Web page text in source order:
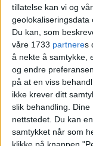
tillatelse kan vi og
geolokaliseringsdata
Du kan, som
våre 1733 partneres
å nekte å samtykke,
og endre
på at en viss
ikke krever ditt
slik behandling.
nettstedet. Du kan
samtykket når som
klikke på knappen
— Kulturen